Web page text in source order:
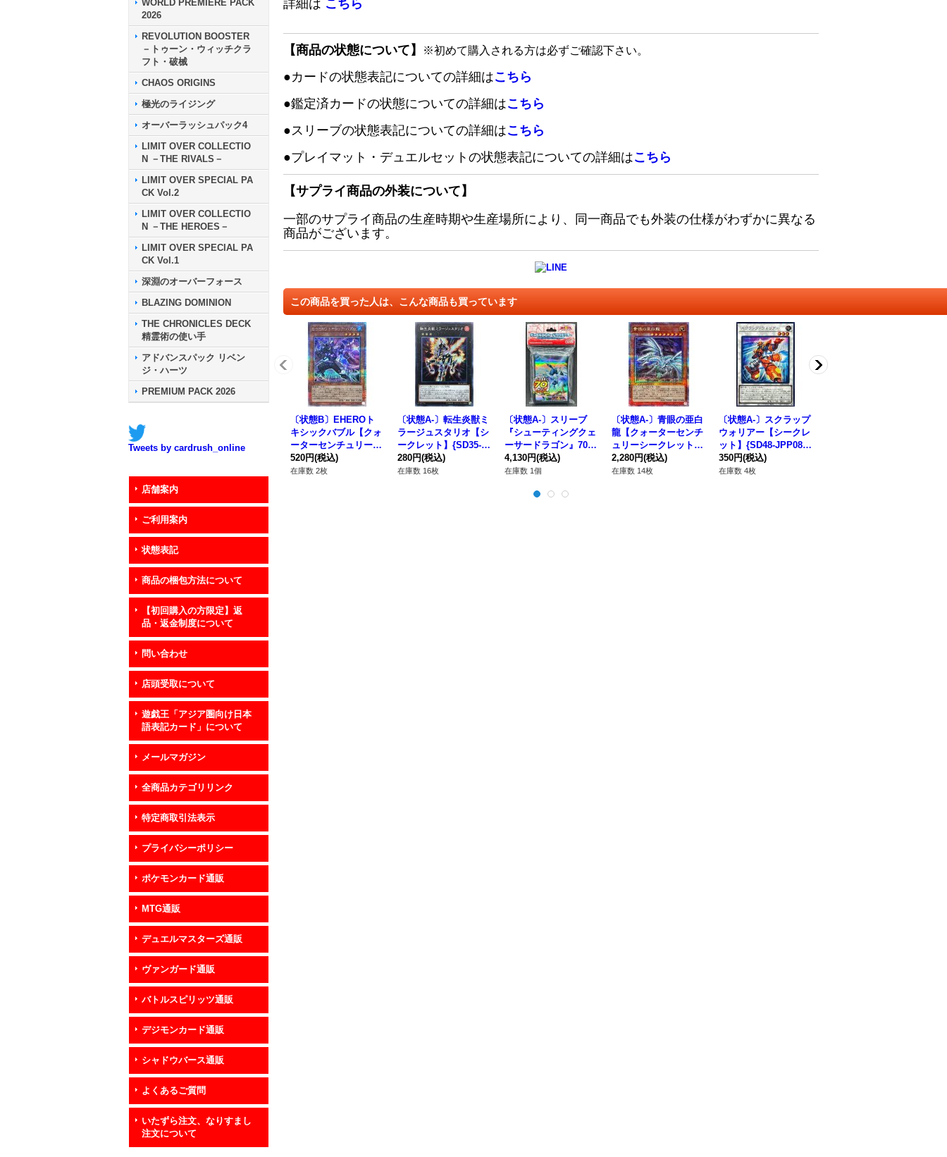
WORLD PREMIERE PACK
2026
REVOLUTION BOOSTER
－トゥーン・ウィッチクラ
フト・破械
CHAOS ORIGINS
極光のライジング
オーバーラッシュパック4
LIMIT OVER COLLECTIO
N －THE RIVALS－
LIMIT OVER SPECIAL PA
CK Vol.2
LIMIT OVER COLLECTIO
N －THE HEROES－
LIMIT OVER SPECIAL PA
CK Vol.1
深淵のオーバーフォース
BLAZING DOMINION
THE CHRONICLES DECK
精霊術の使い手
アドバンスパック リベン
ジ・ハーツ
PREMIUM PACK 2026
Tweets by cardrush_online
店舗案内
ご利用案内
状態表記
商品の梱包方法について
【初回購入の方限定】返
品・返金制度について
問い合わせ
店頭受取について
遊戯王「アジア圏向け日本
語表記カード」について
メールマガジン
全商品カテゴリリンク
特定商取引法表示
プライバシーポリシー
ポケモンカード通販
MTG通販
デュエルマスターズ通販
ヴァンガード通販
バトルスピリッツ通販
デジモンカード通販
シャドウバース通販
よくあるご質問
いたずら注文、なりすまし
注文について
詳細は こちら
【商品の状態について】 ※初めて購入される方は必ずご確認下さい。
●カードの状態表記についての詳細はこちら
●鑑定済カードの状態についての詳細はこちら
●スリーブの状態表記についての詳細はこちら
●プレイマット・デュエルセットの状態表記についての詳細はこちら
【サプライ商品の外装について】
一部のサプライ商品の生産時期や生産場所により、同一商品でも外装の仕様がわずかに異なる
商品がございます。
この商品を買った人は、こんな商品も買っています
〔状態B〕EHEROト
キシックバブル【クォ
ーターセンチュリーシ
ークレット】{SUDA-J
P001}《モンスター》
520円(税込)
在庫数 2枚
〔状態A-〕転生炎獣ミ
ラージュスタリオ【シ
ークレット】{SD35-J
PP01}《エクシーズ》
280円(税込)
在庫数 16枚
〔状態A-〕スリーブ
『シューティングクェ
ーサードラゴン』70枚
入り【-】{-}《スリー
ブ》
4,130円(税込)
在庫数 1個
〔状態A-〕青眼の亜白
龍【クォーターセンチ
ュリーシークレット】
{QCDB-JP014}《モン
スター》
2,280円(税込)
在庫数 14枚
〔状態A-〕スクラップ
ウォリアー【シークレ
ット】{SD48-JPP08}
《シンクロ》
350円(税込)
在庫数 4枚